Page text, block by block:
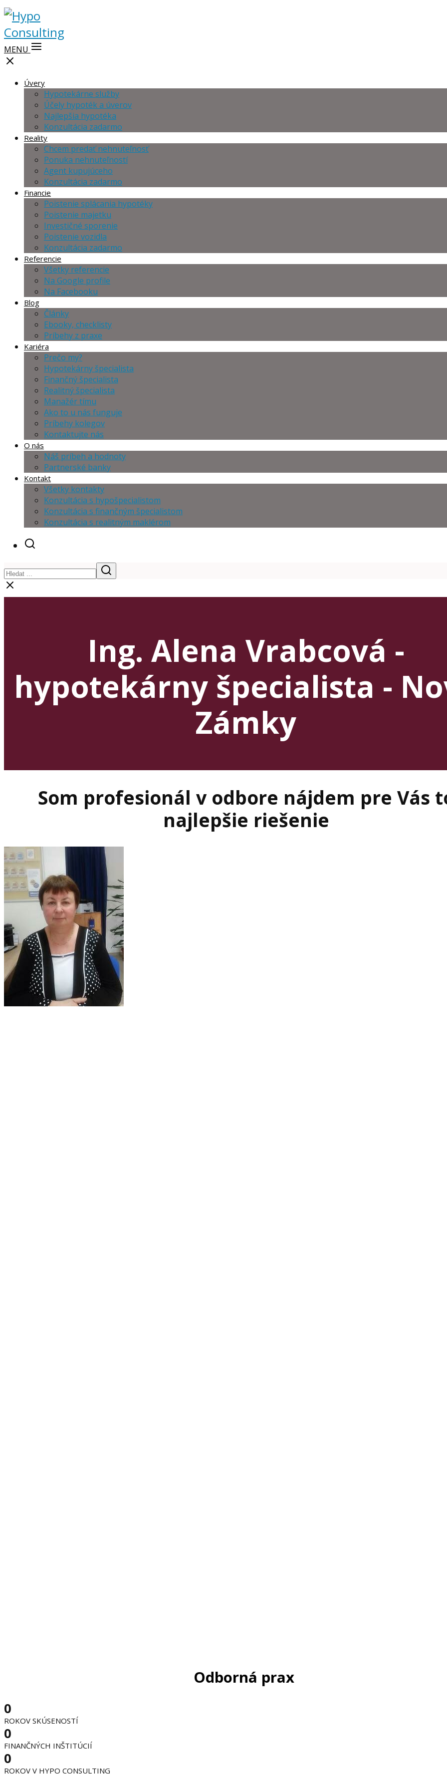
MENU
Úvery
Hypotekárne služby
Účely hypoték a úverov
Najlepšia hypotéka
Konzultácia zadarmo
Reality
Chcem predať nehnuteľnosť
Ponuka nehnuteľností
Agent kupujúceho
Konzultácia zadarmo
Financie
Poistenie splácania hypotéky
Poistenie majetku
Investičné sporenie
Poistenie vozidla
Konzultácia zadarmo
Referencie
Všetky referencie
Na Google profile
Na Facebooku
Blog
Články
Ebooky, checklisty
Príbehy z praxe
Kariéra
Prečo my?
Hypotekárny špecialista
Finančný špecialista
Realitný špecialista
Manažér tímu
Ako to u nás funguje
Príbehy kolegov
Kontaktujte nás
O nás
Náš príbeh a hodnoty
Partnerské banky
Kontakt
Všetky kontakty
Konzultácia s hypošpecialistom
Konzultácia s finančným špecialistom
Konzultácia s realitným maklérom
Ing. Alena Vrabcová -
hypotekárny špecialista -
Zámky
Som profesionál v odbore nájdem pre Vás
najlepšie riešenie
Odborná prax
0
ROKOV SKÚSENOSTÍ
0
FINANČNÝCH INŠTITÚCIÍ
0
ROKOV V HYPO CONSULTING